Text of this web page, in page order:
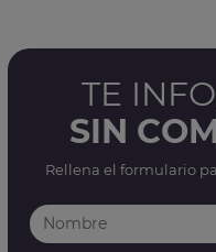
TE
SIN
Rellena el formulario